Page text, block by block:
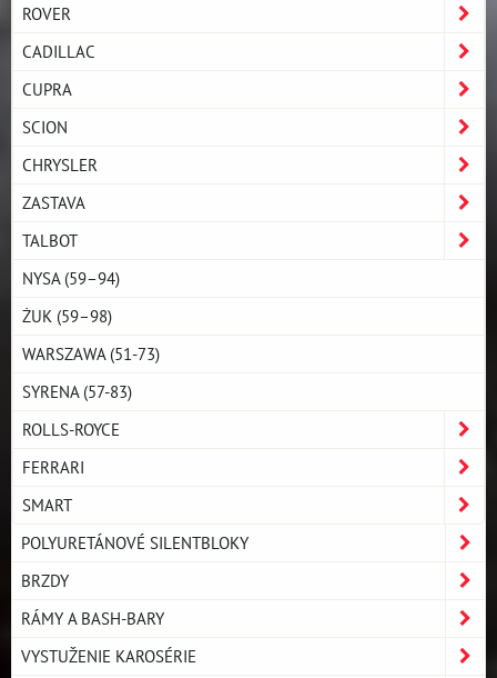
ROVER
CADILLAC
CUPRA
SCION
CHRYSLER
ZASTAVA
TALBOT
NYSA (59–94)
ŻUK (59–98)
WARSZAWA (51-73)
SYRENA (57-83)
ROLLS-ROYCE
FERRARI
SMART
POLYURETÁNOVÉ SILENTBLOKY
BRZDY
RÁMY A BASH-BARY
VYSTUŽENIE KAROSÉRIE